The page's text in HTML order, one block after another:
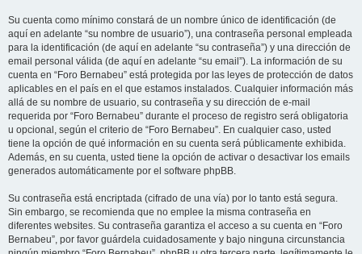
Su cuenta como mínimo constará de un nombre único de identificación (de
aquí en adelante “su nombre de usuario”), una contraseña personal empleada
para la identificación (de aquí en adelante “su contraseña”) y una dirección de
email personal válida (de aquí en adelante “su email”). La información de su
cuenta en “Foro Bernabeu” está protegida por las leyes de protección de datos
aplicables en el país en el que estamos instalados. Cualquier información más
allá de su nombre de usuario, su contraseña y su dirección de e-mail
requerida por “Foro Bernabeu” durante el proceso de registro será obligatoria
u opcional, según el criterio de “Foro Bernabeu”. En cualquier caso, usted
tiene la opción de qué información en su cuenta será públicamente exhibida.
Además, en su cuenta, usted tiene la opción de activar o desactivar los emails
generados automáticamente por el software phpBB.
Su contraseña está encriptada (cifrado de una vía) por lo tanto está segura.
Sin embargo, se recomienda que no emplee la misma contraseña en
diferentes websites. Su contraseña garantiza el acceso a su cuenta en “Foro
Bernabeu”, por favor guárdela cuidadosamente y bajo ninguna circunstancia